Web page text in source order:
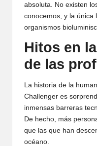
absoluta. No existen
conocemos, y la única
organismos
Hitos en
de las
La historia de la
Challenger es
inmensas barreras
De hecho, más
que las que han
océano.